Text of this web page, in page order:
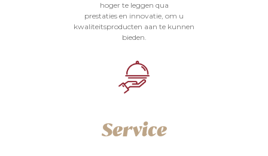
hoger te leggen qua
prestaties en innovatie, om u
kwaliteitsproducten aan te kunnen
bieden.
Service